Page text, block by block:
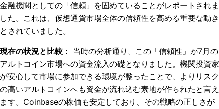
金融機関としての「信頼」を固めていることがレポートされま
した。これは、仮想通貨市場全体の信頼性を高める重要な動き
とされていました。
現在の状況と比較： 当時の分析通り、この「信頼性」が7月の
アルトコイン市場への資金流入の礎となりました。機関投資家
が安心して市場に参加できる環境が整ったことで、よりリスク
の高いアルトコインへも資金が流れ込む素地が作られたと言え
ます。Coinbaseの株価も安定しており、その戦略の正しさが